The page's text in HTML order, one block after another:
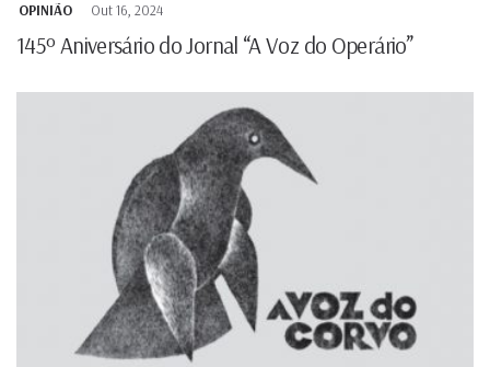
OPINIÃO Out 16, 2024
145º Aniversário do Jornal “A Voz do Operário”